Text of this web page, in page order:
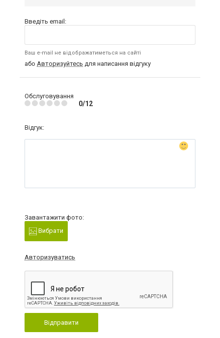
Введіть email:
Ваш e-mail не відображатиметься на сайті
або Авторизуйтесь для написання відгуку
Обслуговування
0/12
Відгук:
Завантажити фото:
Вибрати
Авторизуватись
Відправити